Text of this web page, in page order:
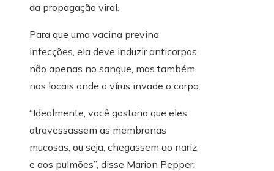
da propagação viral.
Para que uma vacina previna
infecções, ela deve induzir anticorpos
não apenas no sangue, mas também
nos locais onde o vírus invade o corpo.
“Idealmente, você gostaria que eles
atravessassem as membranas
mucosas, ou seja, chegassem ao nariz
e aos pulmões”, disse Marion Pepper,